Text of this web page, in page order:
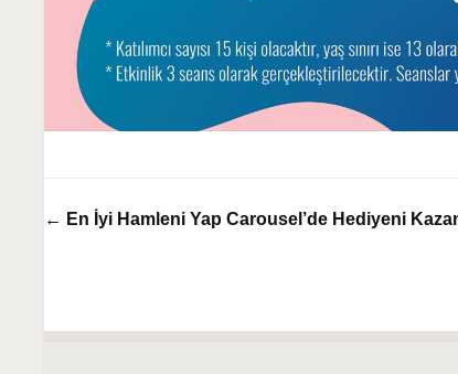
← En İyi Hamleni Yap Carousel’de Hediyeni